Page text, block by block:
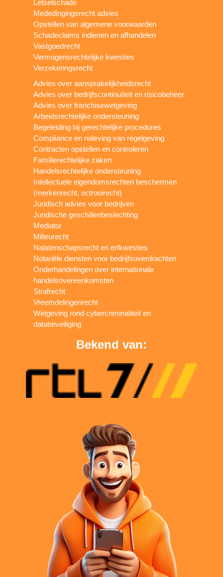
Letselschade
Mededingingsrecht advies
Opstellen van algemene voorwaarden
Schadeclaims indienen en afhandelen
Vastgoedrecht
Vermogensrechtelijke kwesties
Verzekeringsrecht
Advies over aansprakelijkheidsrecht
Advies over bedrijfscontinuïteit en risicobeheer
Advies over franchisewetgeving
Arbeidsrechtelijke ondersteuning
Begeleiding bij gerechtelijke procedures
Compliance en naleving van regelgeving
Contracten opstellen en controleren
Familierechtelijke zaken
Handelsrechtelijke ondersteuning
Intellectuele eigendomsrechten beschermen
(merkenrecht, octrooirecht)
Juridisch advies voor bedrijven
Juridische geschillenbeslechting
Mediator
Milieurecht
Nalatenschapsrecht en erfkwesties
Notariële diensten voor bedrijfsoverdrachten
Onderhandelingen over internationale
handelsovereenkomsten
Strafrecht
Vreemdelingenrecht
Wetgeving rond cybercriminaliteit en
databeveiliging
Bekend van: